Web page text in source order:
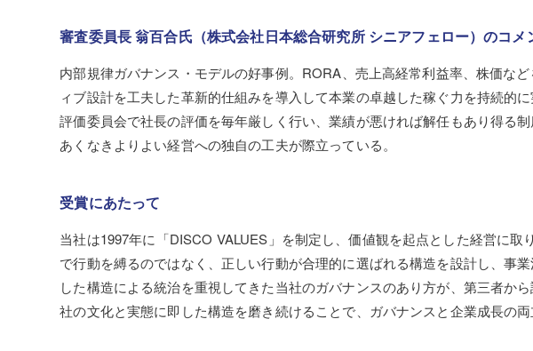
審査委員長 翁百合氏（株式会社日本総合研究所 シニアフェロー）のコメ
内部規律ガバナンス・モデルの好事例。RORA、売上高経常利益率、株価な
ィブ設計を工夫した革新的仕組みを導入して本業の卓越した稼ぐ力を持続的
評価委員会で社長の評価を毎年厳しく行い、業績が悪ければ解任もあり得る
あくなきよりよい経営への独自の工夫が際立っている。
受賞にあたって
当社は1997年に「DISCO VALUES」を制定し、価値観を起点とした経営に
で行動を縛るのではなく、正しい行動が合理的に選ばれる構造を設計し、事
した構造による統治を重視してきた当社のガバナンスのあり方が、第三者か
社の文化と実態に即した構造を磨き続けることで、ガバナンスと企業成長の両